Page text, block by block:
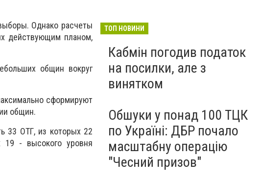
Однако расчеты
действующим планом,
общин вокруг
сформируют
общин.
33 ОТГ, из которых 22
19 - высокого уровня
ТОП НОВИНИ
Кабмін погодив податок
на посилки, але з
винятком
Обшуки у понад 100 ТЦК
по Україні: ДБР почало
масштабну операцію
"Чесний призов"